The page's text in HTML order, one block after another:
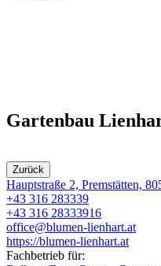
Gartenbau
Zurück
Hauptstraße 2, Premstätten,
+43 316 283339
+43 316 28333916
office@blumen-lienhart.at
https://blumen-lienhart.at
Fachbetrieb für: